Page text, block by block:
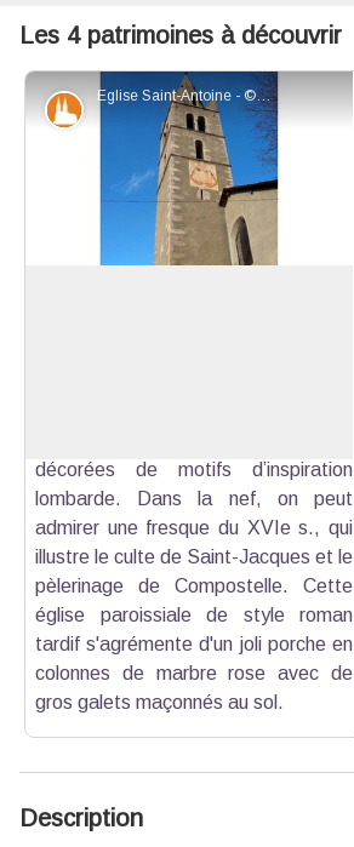
Les 4 patrimoines à découvrir
Eglise Saint-Antoine - ©CC Guillestrois-Queyras
Patrimoine et histoire
décorées de motifs d’inspiration
lombarde. Dans la nef, on peut
admirer une fresque du XVIe s., qui
illustre le culte de Saint-Jacques et le
pèlerinage de Compostelle. Cette
église paroissiale de style roman
tardif s'agrémente d'un joli porche en
colonnes de marbre rose avec de
gros galets maçonnés au sol.
Description